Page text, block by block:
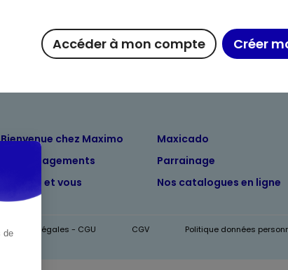
Bienvenue chez Maximo
Nos engagements
Maximo et vous
Maxicado
Parrainage
Nos catalogues en ligne
Mentions légales - CGU CGV Politique données
Accéder à mon compte Créer